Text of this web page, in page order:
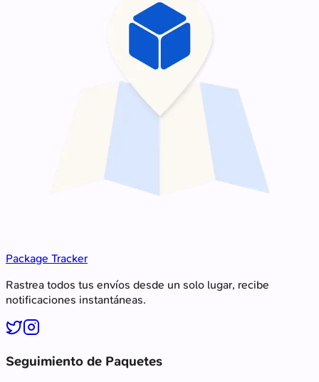
Package Tracker
Rastrea todos tus envíos desde un solo lugar, recibe
notificaciones instantáneas.
Seguimiento de Paquetes